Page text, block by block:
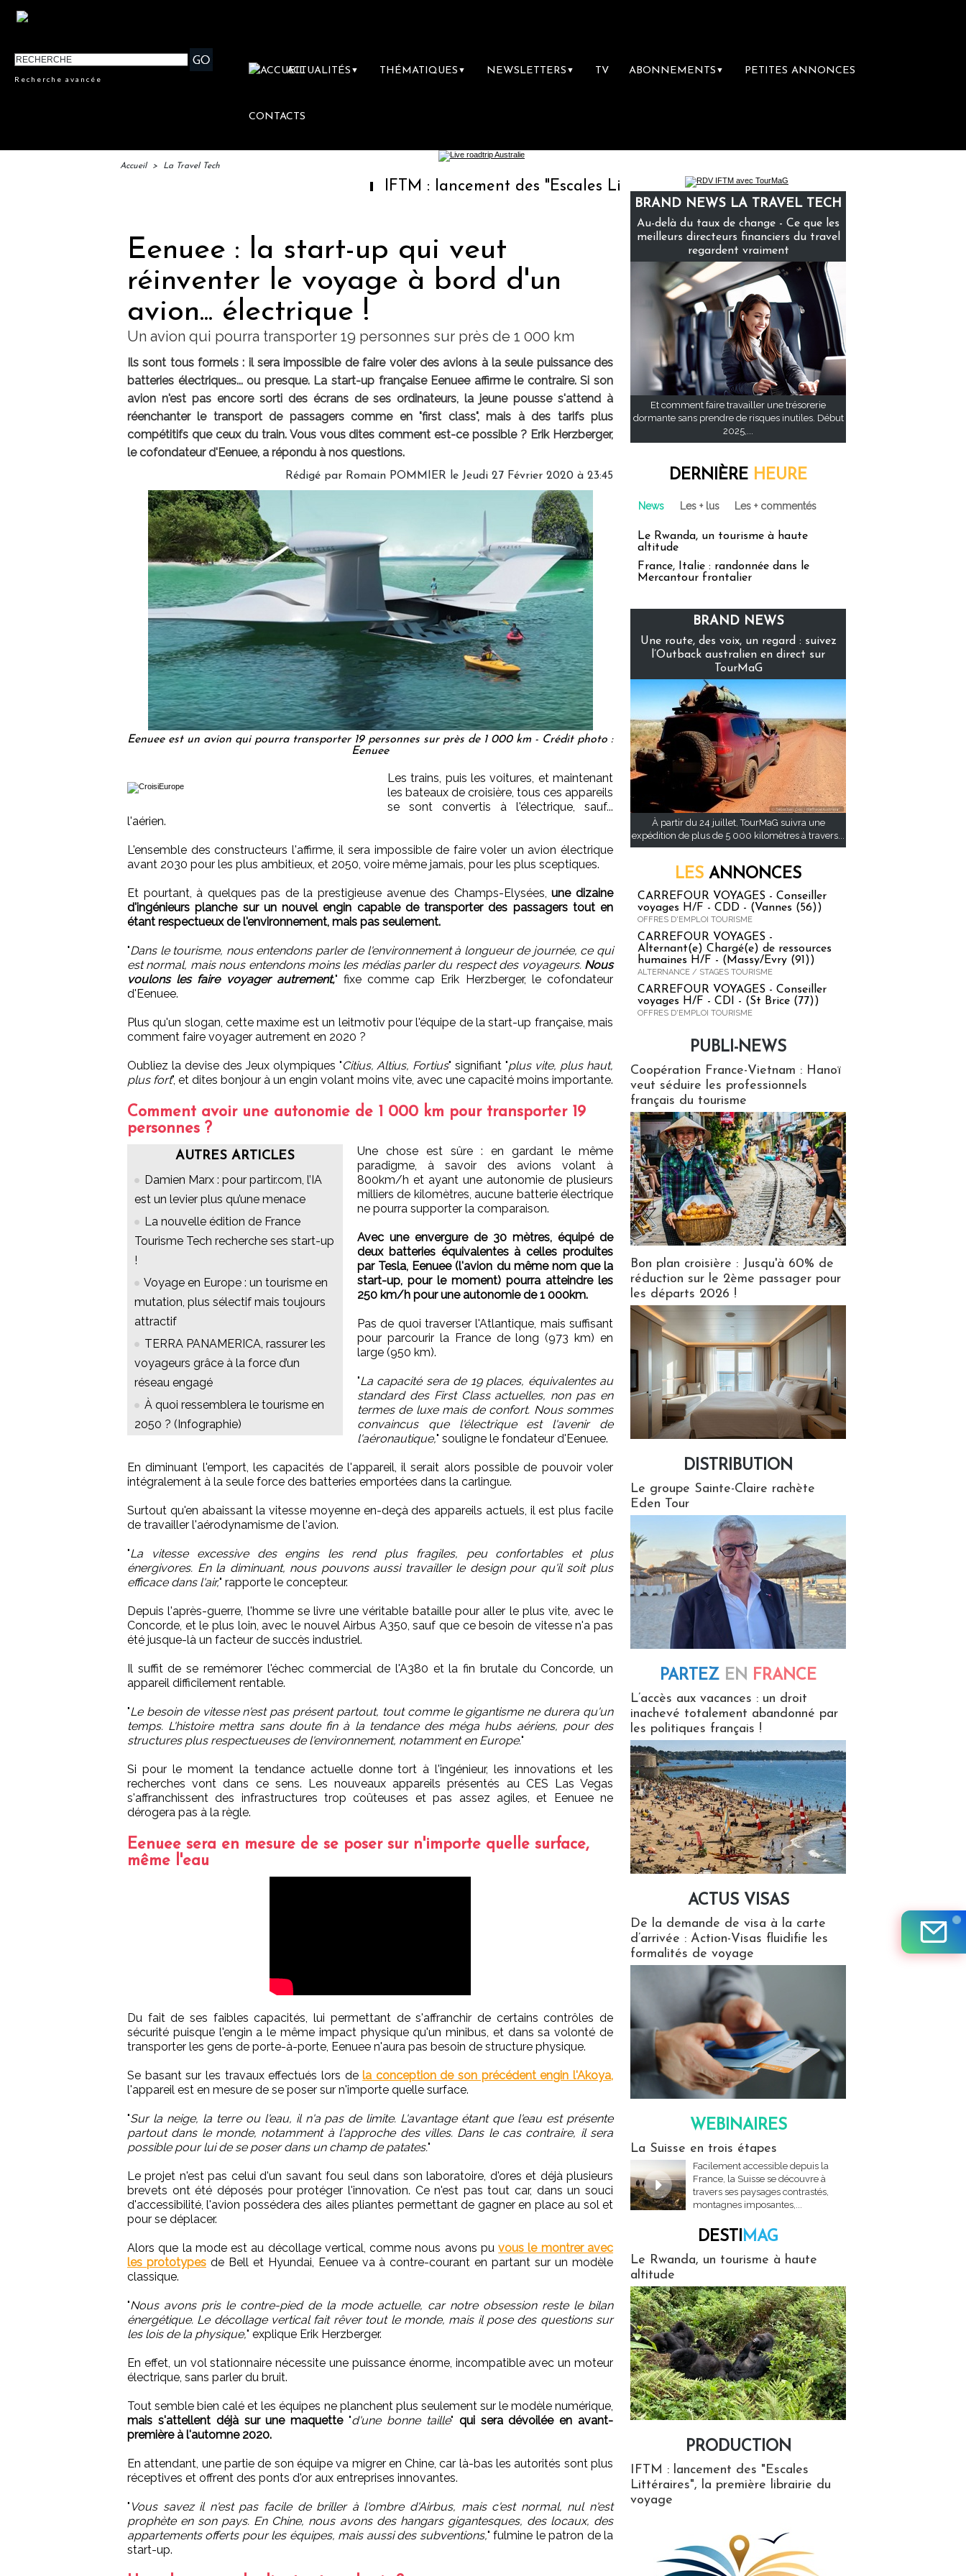
Recherche avancée
ACTUALITÉS ▼ THÉMATIQUES ▼ NEWSLETTERS ▼ TV ABONNEMENTS ▼ PETITES ANNONCES
CONTACTS
Accueil > La Travel Tech
IFTM : lancement des "Escales Littéraires", la première librairie du voyage
Eenuee : la start-up qui veut
réinventer le voyage à bord d'un
avion... électrique !
Un avion qui pourra transporter 19 personnes sur près de 1 000 km
Ils sont tous formels : il sera impossible de faire voler des avions à la seule puissance des
batteries électriques... ou presque. La start-up française Eenuee affirme le contraire. Si son
avion n'est pas encore sorti des écrans de ses ordinateurs, la jeune pousse s'attend à
réenchanter le transport de passagers comme en "first class", mais à des tarifs plus
compétitifs que ceux du train. Vous vous dites comment est-ce possible ? Erik Herzberger,
le cofondateur d'Eenuee, a répondu à nos questions.
Rédigé par Romain POMMIER le Jeudi 27 Février 2020 à 23:45
Eenuee est un avion qui pourra transporter 19 personnes sur près de 1 000 km - Crédit photo :
Eenuee
Les trains, puis les voitures, et maintenant
les bateaux de croisière, tous ces appareils
se sont convertis à l'électrique, sauf...
l'aérien.
L'ensemble des constructeurs l'affirme, il sera impossible de faire voler un avion électrique
avant 2030 pour les plus ambitieux, et 2050, voire même jamais, pour les plus sceptiques.
Et pourtant, à quelques pas de la prestigieuse avenue des Champs-Elysées,une dizaine
d'ingénieurs planche sur un nouvel engin capable de transporter des passagers tout en
étant respectueux de l'environnement, mais pas seulement.
"Dans le tourisme, nous entendons parler de l'environnement à longueur de journée, ce qui
est normal, mais nous entendons moins les médias parler du respect des voyageurs. Nous
voulons les faire voyager autrement," fixe comme cap Erik Herzberger, le cofondateur
d'Eenuee.
Plus qu'un slogan, cette maxime est un leitmotiv pour l'équipe de la start-up française, mais
comment faire voyager autrement en 2020 ?
Oubliez la devise des Jeux olympiques "Citius, Altius, Fortius" signifiant "plus vite, plus haut,
plus fort", et dites bonjour à un engin volant moins vite, avec une capacité moins importante.
Comment avoir une autonomie de 1 000 km pour transporter 19
personnes ?
AUTRES ARTICLES
Damien Marx : pour partir.com, l’IA
est un levier plus qu’une menace
La nouvelle édition de France
Tourisme Tech recherche ses start-up
!
Voyage en Europe : un tourisme en
mutation, plus sélectif mais toujours
attractif
TERRA PANAMERICA, rassurer les
voyageurs grâce à la force d’un
réseau engagé
À quoi ressemblera le tourisme en
2050 ? (Infographie)
Une chose est sûre : en gardant le même
paradigme, à savoir des avions volant à
800km/h et ayant une autonomie de plusieurs
milliers de kilomètres, aucune batterie électrique
ne pourra supporter la comparaison.
Avec une envergure de 30 mètres, équipé de
deux batteries équivalentes à celles produites
par Tesla, Eenuee (l'avion du même nom que la
start-up, pour le moment) pourra atteindre les
250 km/h pour une autonomie de 1 000km.
Pas de quoi traverser l'Atlantique, mais suffisant
pour parcourir la France de long (973 km) en
large (950 km).
"La capacité sera de 19 places, équivalentes au
standard des First Class actuelles, non pas en
termes de luxe mais de confort. Nous sommes
convaincus que l'électrique est l'avenir de
l'aéronautique," souligne le fondateur d'Eenuee.
En diminuant l'emport, les capacités de l'appareil, il serait alors possible de pouvoir voler
intégralement à la seule force des batteries emportées dans la carlingue.
Surtout qu'en abaissant la vitesse moyenne en-deçà des appareils actuels, il est plus facile
de travailler l'aérodynamisme de l'avion.
"La vitesse excessive des engins les rend plus fragiles, peu confortables et plus
énergivores. En la diminuant, nous pouvons aussi travailler le design pour qu'il soit plus
efficace dans l'air," rapporte le concepteur.
Depuis l'après-guerre, l'homme se livre une véritable bataille pour aller le plus vite, avec le
Concorde, et le plus loin, avec le nouvel Airbus A350, sauf que ce besoin de vitesse n'a pas
été jusque-là un facteur de succès industriel.
Il suffit de se remémorer l'échec commercial de l'A380 et la fin brutale du Concorde, un
appareil difficilement rentable.
"Le besoin de vitesse n'est pas présent partout, tout comme le gigantisme ne durera qu'un
temps. L'histoire mettra sans doute fin à la tendance des méga hubs aériens, pour des
structures plus respectueuses de l'environnement, notamment en Europe."
Si pour le moment la tendance actuelle donne tort à l'ingénieur, les innovations et les
recherches vont dans ce sens. Les nouveaux appareils présentés au CES Las Vegas
s'affranchissent des infrastructures trop coûteuses et pas assez agiles, et Eenuee ne
dérogera pas à la règle.
Eenuee sera en mesure de se poser sur n'importe quelle surface,
même l'eau
Du fait de ses faibles capacités, lui permettant de s'affranchir de certains contrôles de
sécurité puisque l'engin a le même impact physique qu'un minibus, et dans sa volonté de
transporter les gens de porte-à-porte, Eenuee n'aura pas besoin de structure physique.
Se basant sur les travaux effectués lors dela conception de son précédent engin l'Akoya,
l'appareil est en mesure de se poser sur n'importe quelle surface.
"Sur la neige, la terre ou l'eau, il n'a pas de limite. L'avantage étant que l'eau est présente
partout dans le monde, notamment à l'approche des villes. Dans le cas contraire, il sera
possible pour lui de se poser dans un champ de patates."
Le projet n'est pas celui d'un savant fou seul dans son laboratoire, d'ores et déjà plusieurs
brevets ont été déposés pour protéger l'innovation. Ce n'est pas tout car, dans un souci
d'accessibilité, l'avion possédera des ailes pliantes permettant de gagner en place au sol et
pour se déplacer.
Alors que la mode est au décollage vertical, comme nous avons puvous le montrer avec
les prototypesde Bell et Hyundai, Eenuee va à contre-courant en partant sur un modèle
classique.
"Nous avons pris le contre-pied de la mode actuelle, car notre obsession reste le bilan
énergétique. Le décollage vertical fait rêver tout le monde, mais il pose des questions sur
les lois de la physique," explique Erik Herzberger.
En effet, un vol stationnaire nécessite une puissance énorme, incompatible avec un moteur
électrique, sans parler du bruit.
Tout semble bien calé et les équipes ne planchent plus seulement sur le modèle numérique,
mais s'attellent déjà sur une maquette"d'une bonne taille" qui sera dévoilée en avant-
première à l'automne 2020.
En attendant, une partie de son équipe va migrer en Chine, car là-bas les autorités sont plus
réceptives et offrent des ponts d'or aux entreprises innovantes.
" Vous savez il n'est pas facile de briller à l'ombre d'Airbus, mais c'est normal, nul n'est
prophète en son pays. En Chine, nous avons des hangars gigantesques, des locaux, des
appartements offerts pour les équipes, mais aussi des subventions," fulmine le patron de la
start-up.
BRAND NEWS LA TRAVEL TECH
Au-delà du taux de change - Ce que les
meilleurs directeurs financiers du travel
regardent vraiment
Et comment faire travailler une trésorerie
dormante sans prendre de risques inutiles. Début
2025,...
DERNIÈRE HEURE
News Les + lus Les + commentés
Le Rwanda, un tourisme à haute
altitude
France, Italie : randonnée dans le
Mercantour frontalier
BRAND NEWS
Une route, des voix, un regard : suivez
l’Outback australien en direct sur
TourMaG
À partir du 24 juillet, TourMaG suivra une
expédition de plus de 5 000 kilomètres à travers...
LES ANNONCES
CARREFOUR VOYAGES - Conseiller
voyages H/F - CDD - (Vannes (56))
OFFRES D'EMPLOI TOURISME
CARREFOUR VOYAGES -
Alternant(e) Chargé(e) de ressources
humaines H/F - (Massy/Evry (91))
ALTERNANCE / STAGES TOURISME
CARREFOUR VOYAGES - Conseiller
voyages H/F - CDI - (St Brice (77))
OFFRES D'EMPLOI TOURISME
PUBLI-NEWS
Coopération France-Vietnam : Hanoï
veut séduire les professionnels
français du tourisme
Bon plan croisière : Jusqu'à 60% de
réduction sur le 2ème passager pour
les départs 2026 !
DISTRIBUTION
Le groupe Sainte-Claire rachète
Eden Tour
PARTEZ EN FRANCE
L’accès aux vacances : un droit
inachevé totalement abandonné par
les politiques français !
ACTUS VISAS
De la demande de visa à la carte
d’arrivée : Action-Visas fluidifie les
formalités de voyage
WEBINAIRES
La Suisse en trois étapes
Facilement accessible depuis la
France, la Suisse se découvre à
travers ses paysages contrastés,
montagnes imposantes,...
DESTIMAG
Le Rwanda, un tourisme à haute
altitude
PRODUCTION
IFTM : lancement des "Escales
Littéraires", la première librairie du
voyage